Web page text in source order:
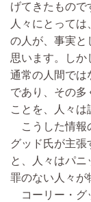
げてきたもので
人々にとっては
の人が、事実と
思います。しか
通常の人間では
であり、その多
ことを、人々は
こうした情報
グッド氏が主張
と、人々はパ
罪のない人々が
コーリー・グ